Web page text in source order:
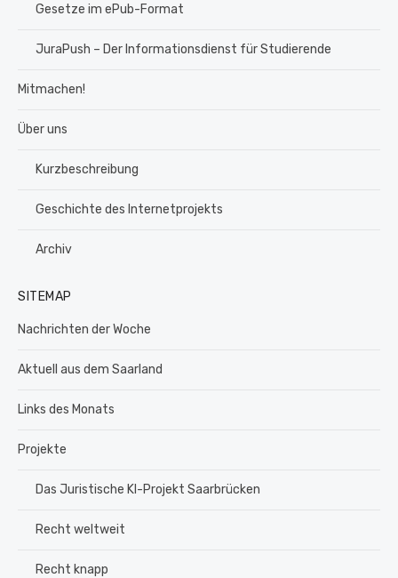
Gesetze im ePub-Format
JuraPush – Der Informationsdienst für Studierende
Mitmachen!
Über uns
Kurzbeschreibung
Geschichte des Internetprojekts
Archiv
SITEMAP
Nachrichten der Woche
Aktuell aus dem Saarland
Links des Monats
Projekte
Das Juristische KI-Projekt Saarbrücken
Recht weltweit
Recht knapp